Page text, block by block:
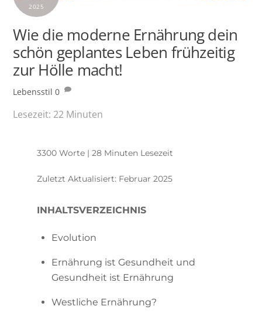
2025
Wie die moderne Ernährung dein
schön geplantes Leben frühzeitig
zur Hölle macht!
Lebensstil 0
Lesezeit: 22 Minuten
3300 Worte | 28 Minuten Lesezeit
Zuletzt Aktualisiert: Februar 2025
INHALTSVERZEICHNIS
Evolution
Ernährung ist Gesundheit und
Gesundheit ist Ernährung
Westliche Ernährung?